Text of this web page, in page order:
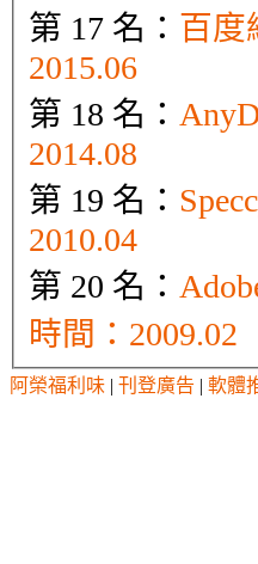
第 17 名： 百度
2015.06
第 18 名：
2014.08
第 19 名：
2010.04
第 20 名：
時間：2009.02
阿榮福利味 | 刊登廣告 | 軟體